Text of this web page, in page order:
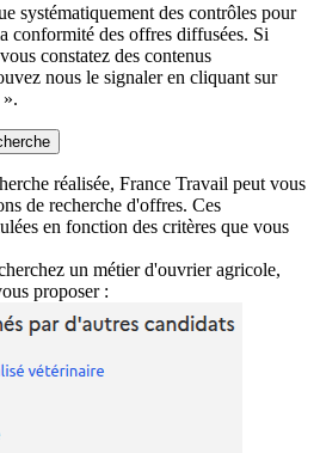
systématiquement des contrôles pour
conformité des offres diffusées. Si
constatez des contenus
nous le signaler en cliquant sur
réalisée, France Travail peut vous
de recherche d'offres. Ces
en fonction des critères que vous
un métier d'ouvrier agricole,
proposer :